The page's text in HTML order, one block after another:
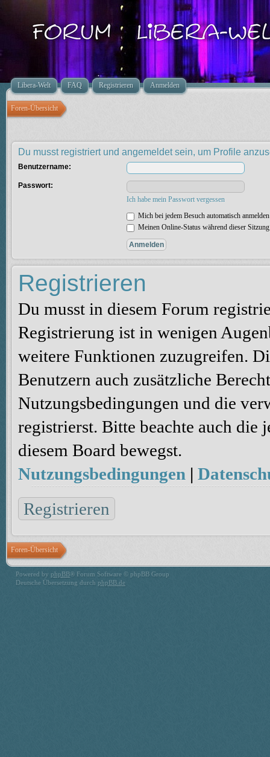
Libera-Welt FAQ Registrieren Anmelden
Foren-Übersicht
Du musst registriert und angemeldet sein, um Profile
Benutzername:
Passwort:
Ich habe mein Passwort vergessen
Mich bei jedem Besuch automatisch anmelden
Meinen Online-Status während dieser
Registrieren
Du musst in diesem Forum
Registrierung ist in wenigen
weitere Funktionen zuzugreifen.
Benutzern auch zusätzliche
Nutzungsbedingungen und die
registrierst. Bitte beachte auch
diesem Board bewegst.
Nutzungsbedingungen |
Registrieren
Foren-Übersicht
Powered by phpBB® Forum Software © phpBB Group
Deutsche Übersetzung durch phpBB.de